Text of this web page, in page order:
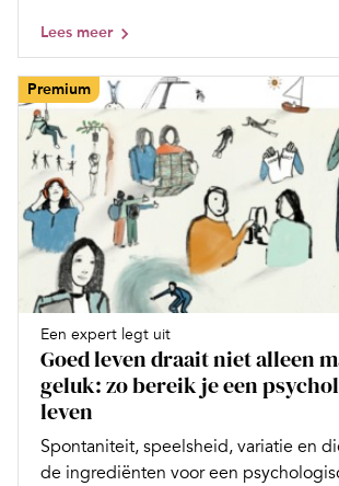
Lees meer
Premium
Een expert legt uit
Goed leven draait niet alleen
geluk: zo bereik je een
leven
Spontaniteit, speelsheid, variatie en
de ingrediënten voor een